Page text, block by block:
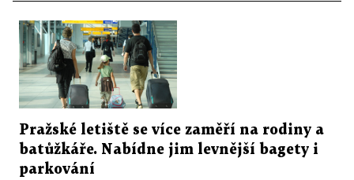
Pražské letiště se více zaměří na rodiny a
batůžkáře. Nabídne jim levnější bagety i
parkování